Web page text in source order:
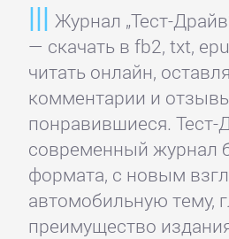
Журнал „Тест-
— скачать в fb2, txt,
читать онлайн,
комментарии и
понравившиеся. Тест-
современный журнал
формата, с новым
автомобильную тему,
преимущество
детективы
Зарубежные
любовные
романы
Зарубежные
приключения